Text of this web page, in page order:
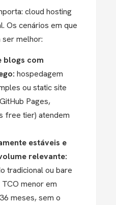
cloud hosting
Os cenários em que
melhor:
blogs com
hospedagem
ou static site
Pages,
free tier) atendem
estáveis e
relevante:
tradicional ou bare
menor em
meses, sem o